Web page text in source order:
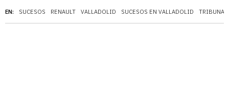
EN: SUCESOS RENAULT VALLADOLID SUCESOS EN VALLADOLID